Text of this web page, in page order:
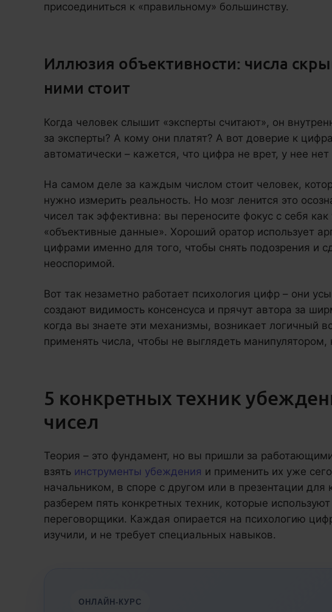
присоединиться к «правильному» большинству.
Иллюзия объективности: числа
ними стоит
Когда человек слышит «эксперты считают», он
за эксперты? А кому они платят? А вот доверие к
автоматически – кажется, что цифра не врет, у нее
На самом деле за каждым числом стоит человек,
нужно измерить реальность. Но мозг ленится это
чисел так эффективна: вы переносите фокус с себя
«объективные данные». Хороший оратор использует
цифрами именно для того, чтобы снять подозрения и
неоспоримой.
Вот так незаметно работает психология цифр – они
создают видимость консенсуса и прячут автора за
когда вы знаете эти механизмы, возникает логичный
применять числа, чтобы не выглядеть
5 конкретных техник
чисел
Теория – это фундамент, но вы пришли за
взять инструменты убеждения и применить их уже
начальником, в споре с другом или в презентации для
разберем пять конкретных техник, которые
переговорщики. Каждая опирается на психологию
изучили, и не требует специальных навыков.
ОНЛАЙН-КУРС